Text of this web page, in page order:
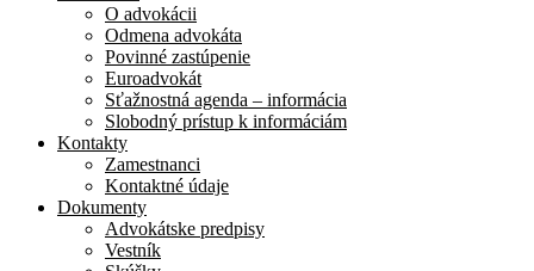
O advokácii
Odmena advokáta
Povinné zastúpenie
Euroadvokát
Sťažnostná agenda – informácia
Slobodný prístup k informáciám
Kontakty
Zamestnanci
Kontaktné údaje
Dokumenty
Advokátske predpisy
Vestník